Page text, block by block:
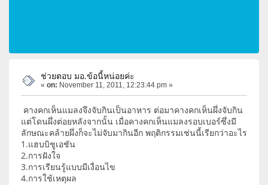
ช่วยตอบ มอ.ข้อนี้หน่อยค่ะ
« on: November 11, 2011, 12:23:44 pm »
คางคกเห็นแมลงจึงจับกินเป็นอาหาร ต่อมาคางคกเห็นผึ่งจับกิน
แต่โดนผึ่งต่อยหลังจากนั้น เมื่อคางคกเห็นแมลงรอบเบอร์ซึ่งมี
ลักษณะคล้ายผึ่งก็จะไม่จับมากินอีก พฤติกรรมเช่นนี้เรียกว่าอะไร
1.แฮบบิชูเอชัน
2.การฝังใจ
3.การเรียนรู้แบบมีเงื่อนไข
4.การใช้เหตุผล